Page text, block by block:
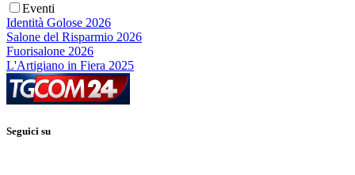
Eventi
Identità Golose 2026
Salone del Risparmio 2026
Fuorisalone 2026
L'Artigiano in Fiera 2025
Seguici su